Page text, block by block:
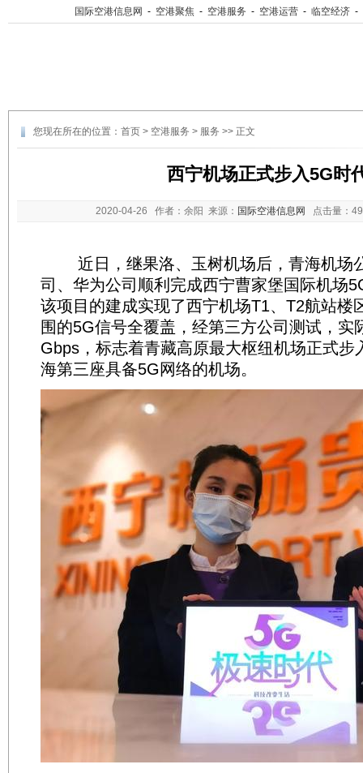
国际空港信息网 - 空港聚焦 - 空港服务 - 空港运营 - 临空经济 -
您现在所在的位置： 首页 > 空港服务 > 服务 >> 正文
西宁机场正式步入5G时
2020-04-26 作者：余阳 来源： 国际空港信息网 点击量：
近日，继果洛、玉树机场后，青海机场
司、华为公司顺利完成西宁曹家堡国际机场
该项目的建成实现了西宁机场T1、T2航站楼
围的5G信号全覆盖，经第三方公司测试，实
Gbps，标志着青藏高原最大枢纽机场正式步
海第三座具备5G网络的机场。